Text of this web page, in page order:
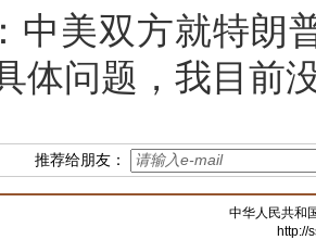
中美双方就特朗
体问题，我目前
推荐给朋友：
中华人民共和
http://